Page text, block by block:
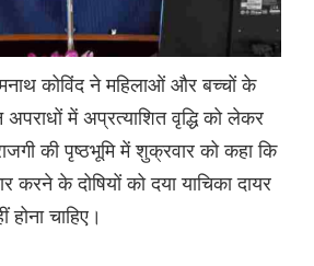
कोविंद ने महिलाओं और बच्चों के
में अप्रत्याशित वृद्धि को लेकर
की पृष्ठभूमि में शुक्रवार को कहा कि
करने के दोषियों को दया याचिका दायर
चाहिए।